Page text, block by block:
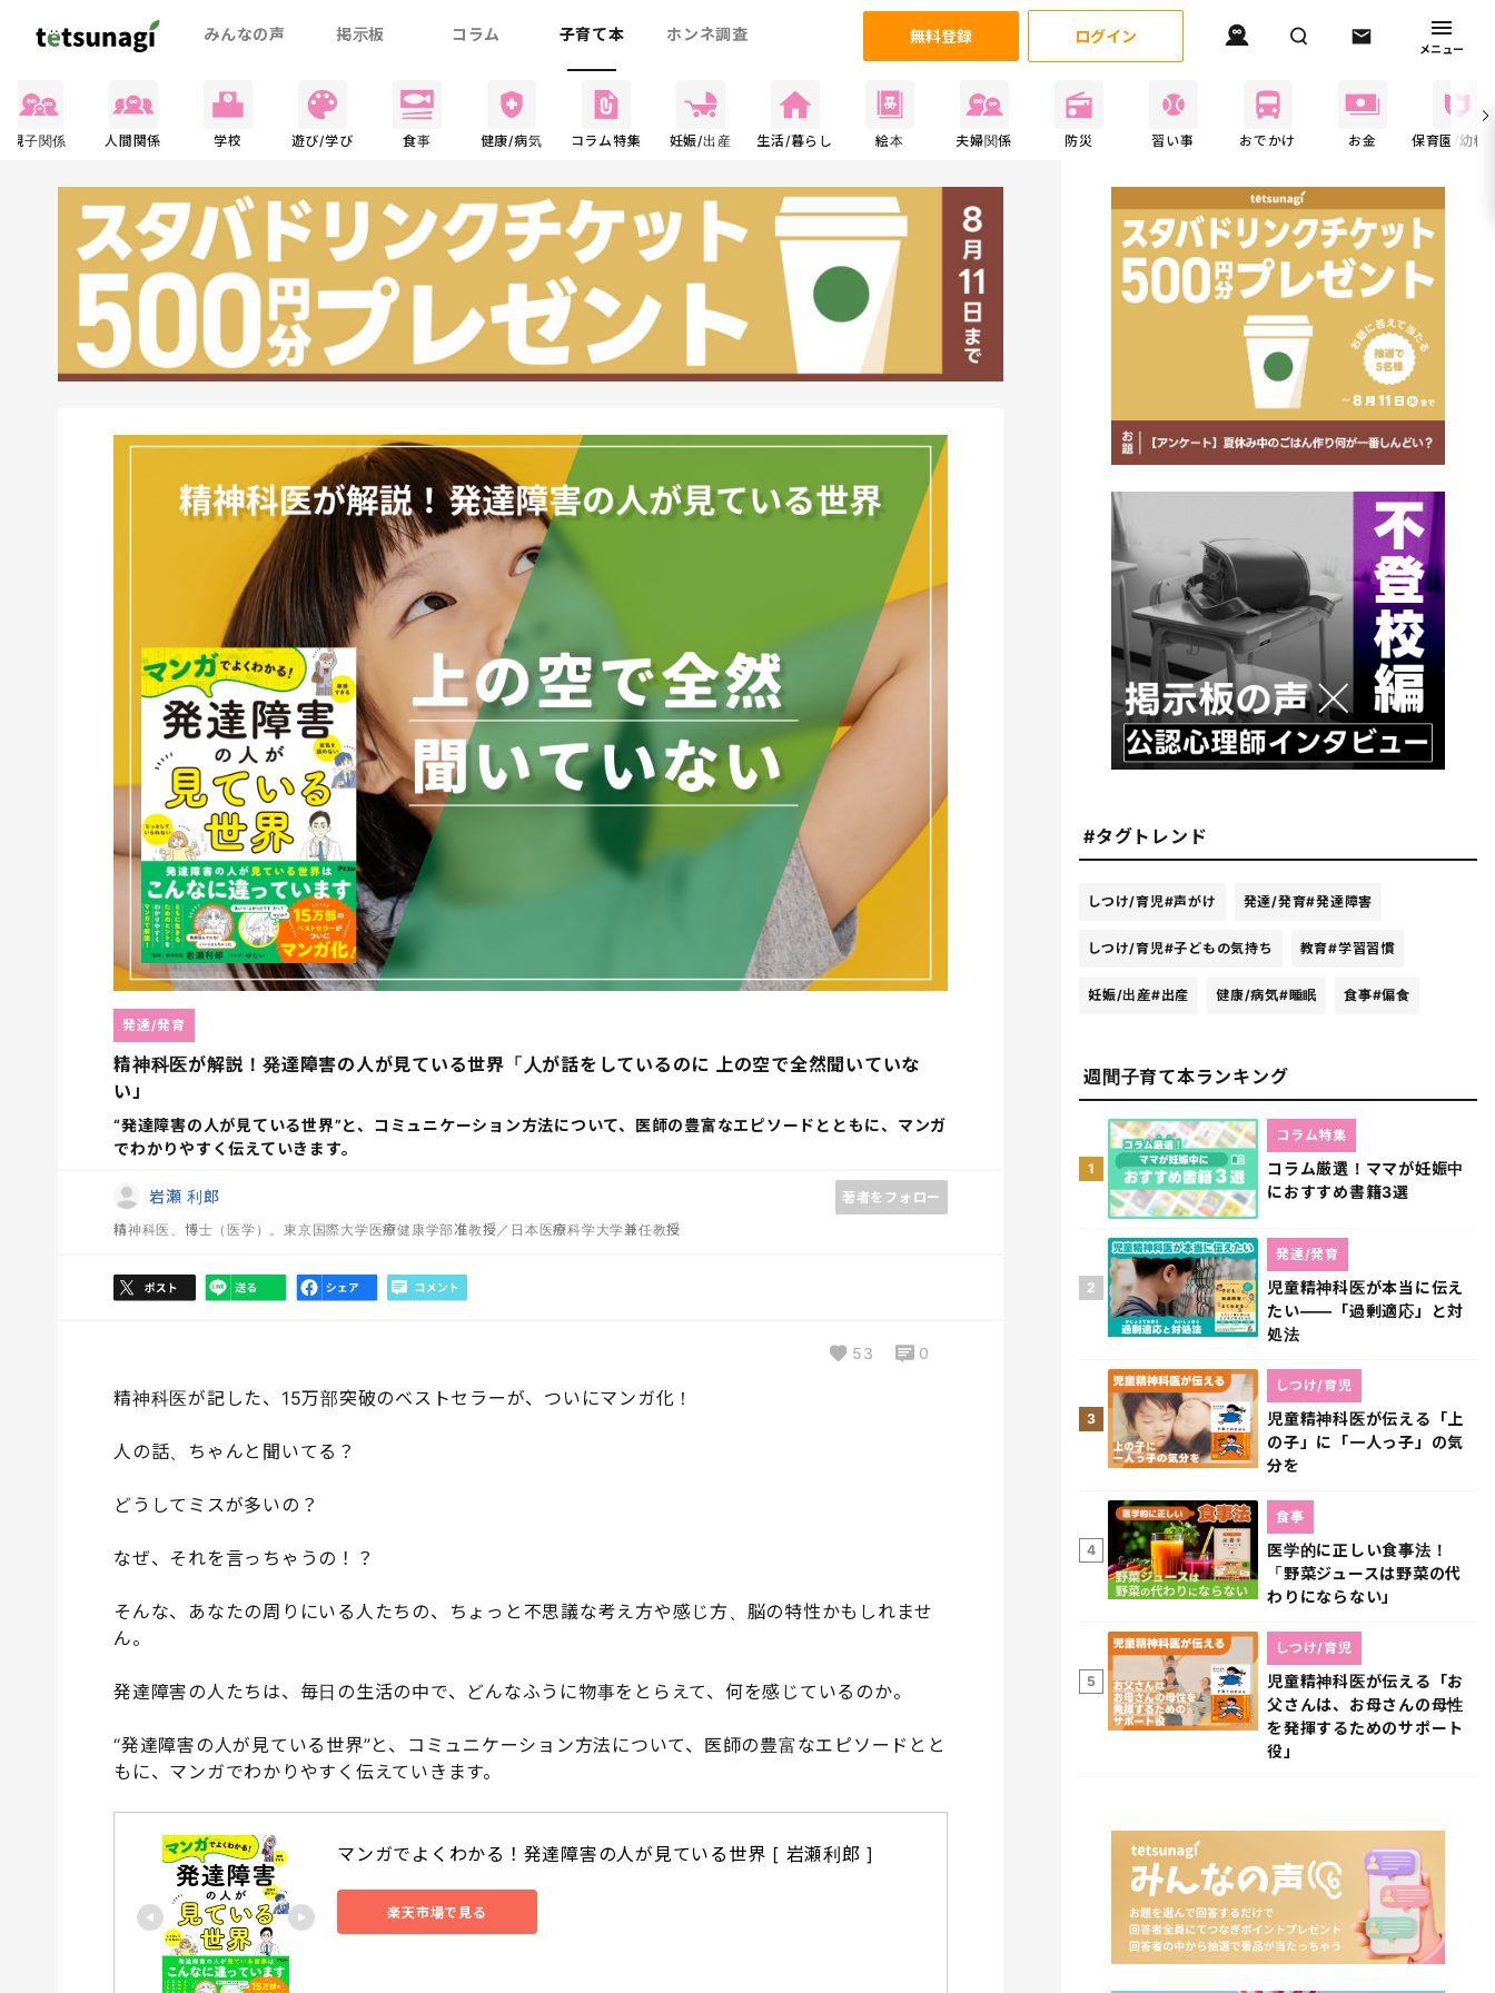
みんなの声 掲示板 コラム 子育て本 ホンネ調査 無料登録 ログイン
メニュー
親子関係 人間関係 学校 遊び/学び 食事 健康/病気 コラム特集 妊娠/出産 生活/暮らし 絵本 夫婦関係 防災 習い事 おでかけ お金 保育園/幼稚
精神科医が解説！発達障害の人が見ている世界「人が話をしているのに 上の空で全然聞いていな
い」
“発達障害の人が見ている世界”と、コミュニケーション方法について、医師の豊富なエピソードとともに、マンガ
でわかりやすく伝えていきます。
発達/発育
岩瀬 利郎
著者をフォロー
精神科医、博士（医学）。東京国際大学医療健康学部准教授／日本医療科学大学兼任教授
53 0
精神科医が記した、15万部突破のベストセラーが、ついにマンガ化！
人の話、ちゃんと聞いてる？
どうしてミスが多いの？
なぜ、それを言っちゃうの！？
そんな、あなたの周りにいる人たちの、ちょっと不思議な考え方や感じ方、脳の特性かもしれませ
ん。
発達障害の人たちは、毎日の生活の中で、どんなふうに物事をとらえて、何を感じているのか。
“発達障害の人が見ている世界”と、コミュニケーション方法について、医師の豊富なエピソードとと
もに、マンガでわかりやすく伝えていきます。
マンガでよくわかる！発達障害の人が見ている世界 [ 岩瀬利郎 ]
楽天市場で見る
#タグトレンド
しつけ/育児#声がけ 発達/発育#発達障害
しつけ/育児#子どもの気持ち 教育#学習習慣
妊娠/出産#出産 健康/病気#睡眠 食事#偏食
週間子育て本ランキング
1
コラム厳選！ママが妊娠中
におすすめ書籍3選
コラム特集
2
児童精神科医が本当に伝え
たい――「過剰適応」と対
処法
発達/発育
3
児童精神科医が伝える「上
の子」に「一人っ子」の気
分を
しつけ/育児
4
医学的に正しい食事法！
「野菜ジュースは野菜の代
わりにならない」
食事
5
児童精神科医が伝える「お
父さんは、お母さんの母性
を発揮するためのサポート
役」
しつけ/育児